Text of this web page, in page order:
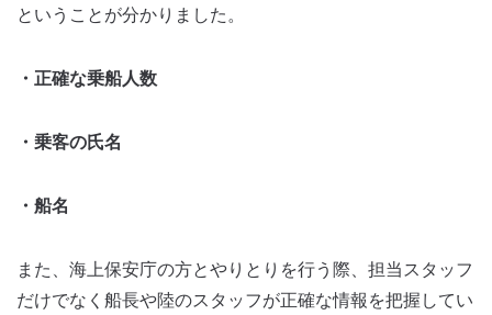
ということが分かりました。
・正確な乗船人数
・乗客の氏名
・船名
また、海上保安庁の方とやりとりを行う際、担当スタッフ
だけでなく船長や陸のスタッフが正確な情報を把握してい